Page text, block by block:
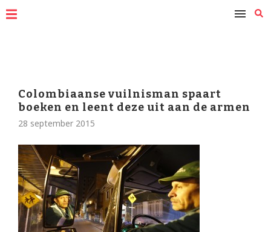
Colombiaanse vuilnisman spaart
boeken en leent deze uit aan de armen
28 september 2015